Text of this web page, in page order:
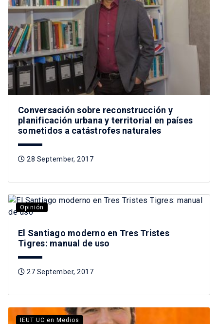
Conversación sobre reconstrucción y
planificación urbana y territorial en países
sometidos a catástrofes naturales
28 September, 2017
Opinión
El Santiago moderno en Tres Tristes
Tigres: manual de uso
27 September, 2017
IEUT UC en Medios